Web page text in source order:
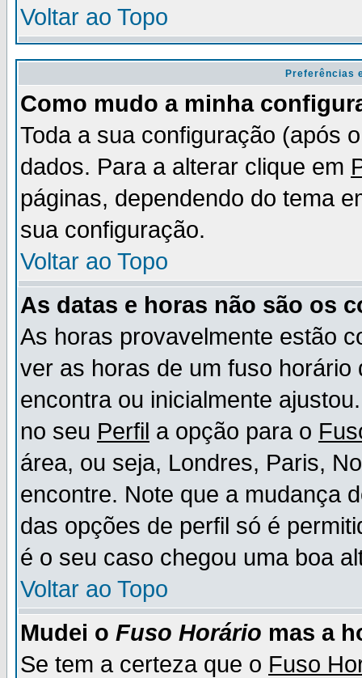
Voltar ao Topo
Preferências
Como mudo a minha
Toda a sua configuração (após
dados. Para a alterar clique em
páginas, dependendo do tema
sua configuração.
Voltar ao Topo
As datas e horas não são os
As horas provavelmente estão
ver as horas de um fuso
encontra ou inicialmente
no seu Perfil a opção para o
área, ou seja, Londres, Paris,
encontre. Note que a mudança
das opções de perfil só é
é o seu caso chegou uma boa
Voltar ao Topo
Mudei o Fuso Horário mas a
Se tem a certeza que o Fuso